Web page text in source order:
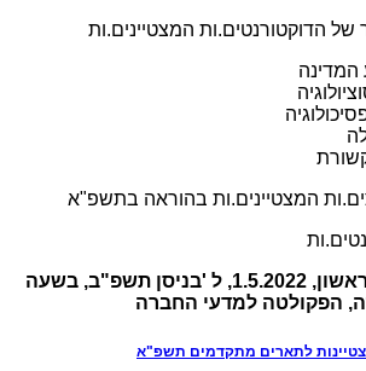
הדוקטורנטים.ות המצטיינים.ות
המדינה
המצטיינים.ות בהוראה בתשפ"א
ל
'בניסן תשפ"ב, בשעה
לתארים מתקדמים תשפ"א